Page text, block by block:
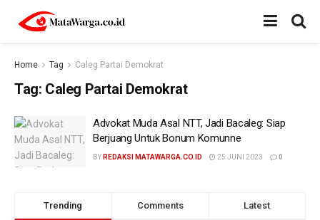
Home Tag Caleg Partai Demokrat
Tag: Caleg Partai Demokrat
Advokat Muda Asal NTT, Jadi Bacaleg: Siap
Berjuang Untuk Bonum Komunne
BY REDAKSI MATAWARGA.CO.ID 25 JUNI 2023 0
Trending Comments Latest